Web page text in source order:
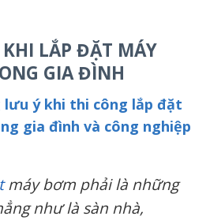
KHI LẮP ĐẶT MÁY
GIA ĐÌNH
ý khi thi công lắp đặt
gia đình và công nghiệp
máy bơm phải là những
như là sàn nhà,